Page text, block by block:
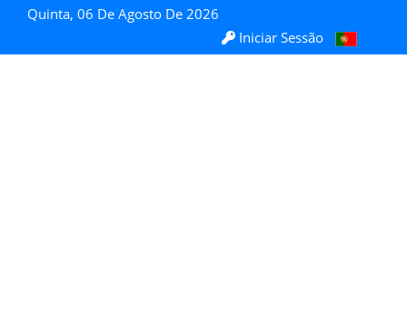
Quinta, 06 De Agosto De 2026
Iniciar Sessão